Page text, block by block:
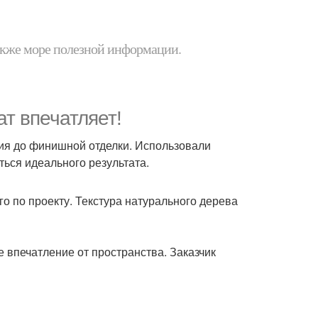
море полезной информации.
впечатляет!
до финишной отделки. Использовали
идеального результата.
проекту. Текстура натурального дерева
от пространства. Заказчик